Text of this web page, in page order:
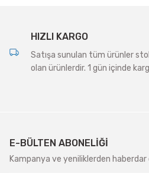
HIZLI KARGO
Satışa sunulan tüm ürünler
olan ürünlerdir. 1 gün içinde
E-BÜLTEN ABONELİĞİ
Kampanya ve yeniliklerden